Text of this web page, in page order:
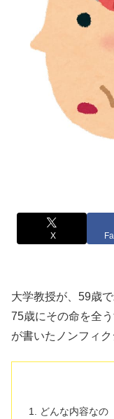
X
大学教授が、59歳
75歳にその命を全
が書いたノンフィク
どんな内容なの